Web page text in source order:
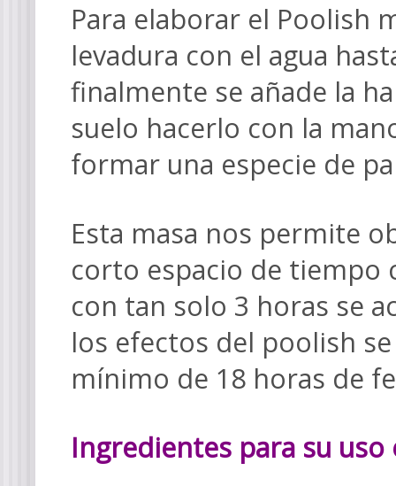
Para elaborar el Poolish
levadura con el agua
finalmente se añade la
suelo hacerlo con la
formar una especie de
Esta masa nos permite
corto espacio de tiempo
con tan solo 3 horas se
los efectos del poolish
mínimo de 18 horas de
Ingredientes para su uso